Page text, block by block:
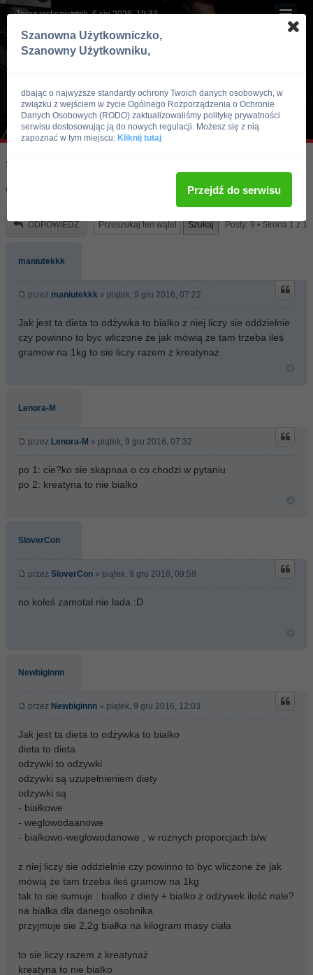
Teraz jest czwartek, 6 sie 2026, 19:33
Skocz do:
Wlasnie!?
ODPOWIEDZ Posty: 9 • Strona 1 z 1
maniutekkk
przez maniutekkk » piątek, 9 gru 2016, 07:22
Jak jest ta dieta to odżywka to bialko z niej liczy sie oddzielnie
czy powinno to byc wliczone że jak mówią że tam trzeba ileś
gramow na 1kg to sie liczy razem z kreatynaż
Lenora-M
przez Lenora-M » piątek, 9 gru 2016, 07:32
po 1: cie?ko sie skapnaa o co chodzi w pytaniu
po 2: kreatyna to nie bialko
SloverCon
przez SloverCon » piątek, 9 gru 2016, 09:59
no koleś zamotał nie lada :D
Newbiginnn
przez Newbiginnn » piątek, 9 gru 2016, 12:03
Jak jest ta dieta to odżywka to bialko
dieta to dieta
odzywki to odzywki
odzywki są uzupełnieniem diety
odzywki są :
- białkowe
- weglowodaanowe
- bialkowo-weglowodanowe , w roznych proporcjach b/w
z niej liczy sie oddzielnie czy powinno to byc wliczone że jak
mówią że tam trzeba ileś gramow na 1kg
tak to sie sumuje : bialko z diety + bialko z odżywek ilość nale?
na bialka dla danego osobnika
przyjmuje sie 2,2g białka na kilogram masy ciała
to sie liczy razem z kreatynaż
kreatyna to nie bialko
Szanowna Użytkowniczko,
Szanowny Użytkowniku,
dbając o najwyższe standardy ochrony Twoich danych osobowych, w
związku z wejściem w życie Ogólnego Rozporządzenia o Ochronie
Danych Osobowych (RODO) zaktualizowaliśmy politykę prywatności
serwisu dostosowując ją do nowych regulacji. Możesz się z nią
zapoznać w tym miejscu: Kliknij tutaj
Przejdź do serwisu